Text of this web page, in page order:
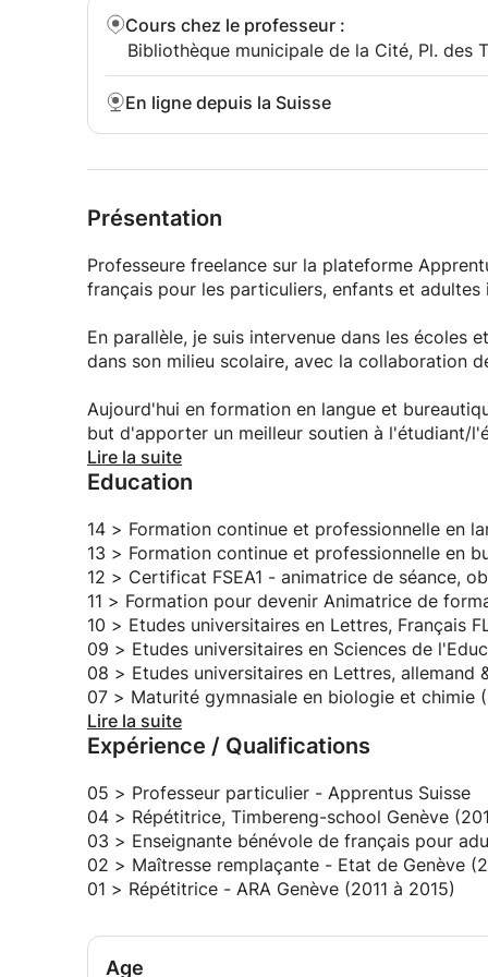
Cours chez le professeur :
Bibliothèque municipale de la Cité, Pl. des
En ligne depuis la Suisse
Présentation
Professeure freelance sur la plateforme
français pour les particuliers, enfants et adultes
En parallèle, je suis intervenue dans les
dans son milieu scolaire, avec la collaboration
Aujourd'hui en formation en langue et
but d'apporter un meilleur soutien à l'étudiant/
Je suis toujours disponible pour suivre le projet
Les moyens que j'utilise sont les supports,
Ayant une bonne base universitaire en
m'engage depuis plus de 10 ans à soutenir les
enrichissante dans l’administration, en
que formatrice pour adultes.
J'aime mon métier car il me permet de toucher
intergénérationnel vers la réalisation de leur
Mes missions consistent à :
demande, en collaboration de la coordinatrice
matériel nécessaire :
Lire la suite
Education
14 > Formation continue et professionnelle en
13 > Formation continue et professionnelle en
12 > Certificat FSEA1 - animatrice de séance,
10 > Etudes universitaires en Lettres, Français
09 > Etudes universitaires en Sciences de
08 > Etudes universitaires en Lettres, allemand
07 > Maturité gymnasiale en biologie et chimie
06 > Certificat de l'ECG en santé (2007)
Lire la suite
Expérience / Qualifications
05 > Professeur particulier - Apprentus Suisse
04 > Répétitrice, Timbereng-school Genève
03 > Enseignante bénévole de français pour
02 > Maîtresse remplaçante - Etat de Genève
01 > Répétitrice - ARA Genève (2011 à 2015)
Age